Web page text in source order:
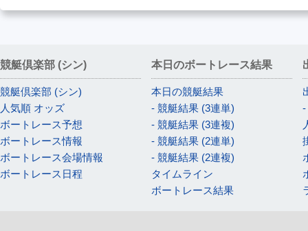
競艇倶楽部 (シン)
競艇倶楽部 (シン)
人気順 オッズ
ボートレース予想
ボートレース情報
ボートレース会場情報
ボートレース日程
本日のボートレース結果
本日の競艇結果
- 競艇結果 (3連単)
- 競艇結果 (3連複)
- 競艇結果 (2連単)
- 競艇結果 (2連複)
タイムライン
ボートレース結果
-